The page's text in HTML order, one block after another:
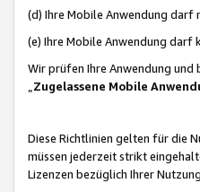
(d) Ihre Mobile Anwendung darf
(e) Ihre Mobile Anwendung darf
Wir prüfen Ihre Anwendung und
„Zugelassene Mobile
Diese Richtlinien gelten für die
müssen jederzeit strikt
Lizenzen bezüglich Ihrer